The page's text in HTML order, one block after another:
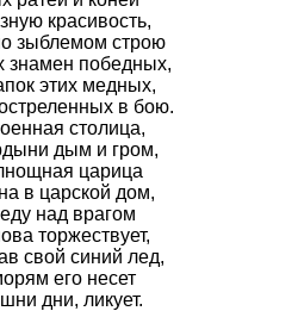
красивость,
зыблемом строю
знамен победных,
этих медных,
в бою.
столица,
дым и гром,
царица
в царской дом,
над врагом
торжествует,
свой синий лед,
его несет
дни, ликует.